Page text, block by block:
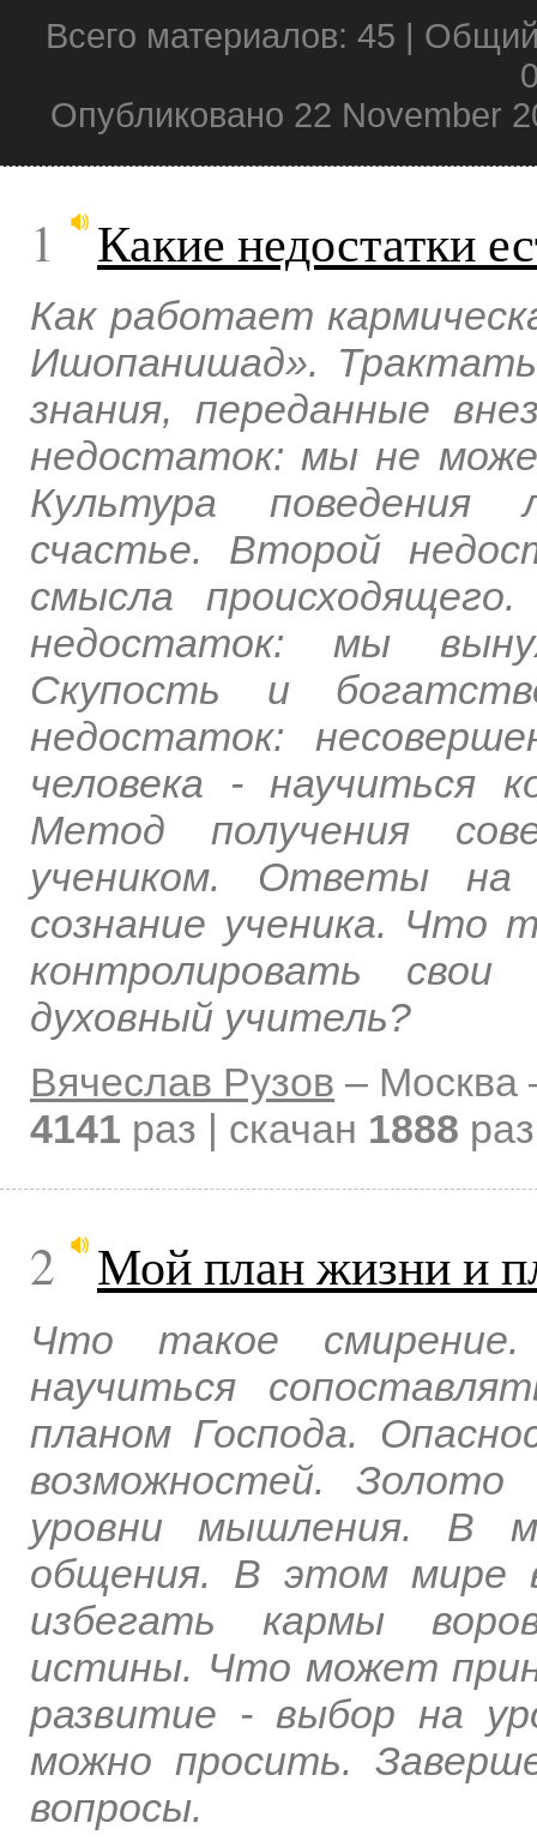
Всего материалов: 45 |
Опубликовано 22 November
1 Какие недостатки
Как работает
Ишопанишад».
знания, переданные
недостаток: мы не
Культура поведения
счастье. Второй
смысла
недостаток: мы
Скупость и
недостаток:
человека - научиться
Метод получения
учеником. Ответы на
сознание ученика. Что
контролировать
духовный учитель?
Вячеслав Рузов – Москва
4141 раз | скачан 1888
2 Мой план жизни и
Что такое
научиться
планом Господа.
возможностей.
уровни мышления. В
общения. В этом мире
избегать кармы
истины. Что может
развитие - выбор на
можно просить.
вопросы.